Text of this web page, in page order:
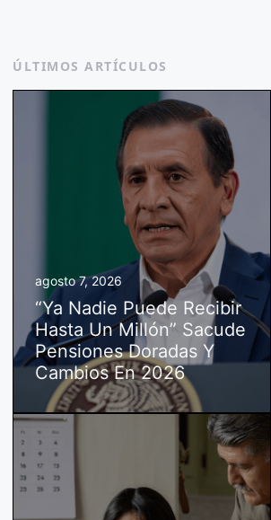
ÚLTIMOS ARTÍCULOS
agosto 7, 2026
“Ya Nadie Puede Recibir
Hasta Un Millón” Sacude
Pensiones Doradas Y
Cambios En 2026